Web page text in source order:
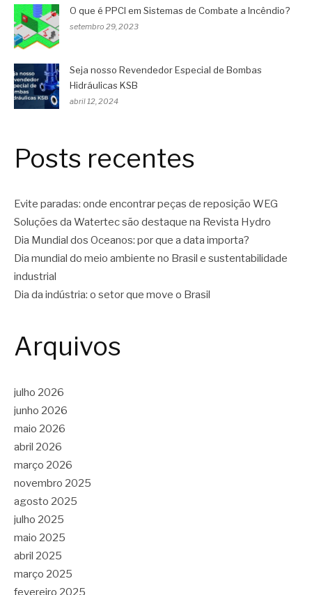
O que é PPCI em Sistemas de Combate a Incêndio?
setembro 29, 2023
Seja nosso Revendedor Especial de Bombas
Hidráulicas KSB
abril 12, 2024
Posts recentes
Evite paradas: onde encontrar peças de reposição WEG
Soluções da Watertec são destaque na Revista Hydro
Dia Mundial dos Oceanos: por que a data importa?
Dia mundial do meio ambiente no Brasil e sustentabilidade
industrial
Dia da indústria: o setor que move o Brasil
Arquivos
julho 2026
junho 2026
maio 2026
abril 2026
março 2026
novembro 2025
agosto 2025
julho 2025
maio 2025
abril 2025
março 2025
fevereiro 2025